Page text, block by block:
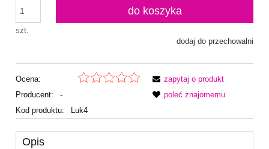
szt.
do koszyka
dodaj do przechowalni
Ocena:
Producent:
-
Kod produktu:
Luk4
zapytaj o produkt
poleć znajomemu
Opis